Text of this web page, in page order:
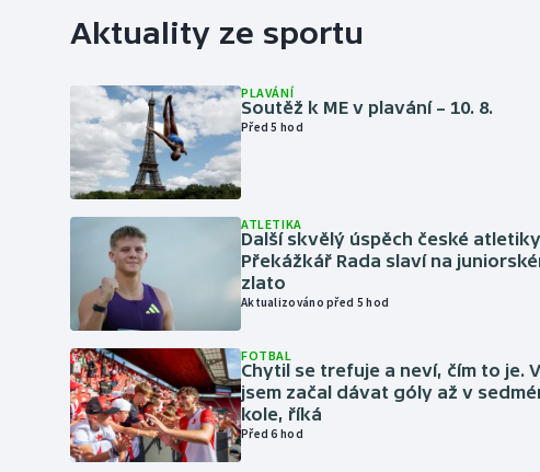
Aktuality ze sportu
PLAVÁNÍ
Soutěž k ME v plavání – 10. 8.
Před 5 hod
ATLETIKA
Další skvělý úspěch české
Překážkář Rada slaví na
zlato
Aktualizováno před 5 hod
FOTBAL
Chytil se trefuje a neví, čím to je.
jsem začal dávat góly až v
kole, říká
Před 6 hod